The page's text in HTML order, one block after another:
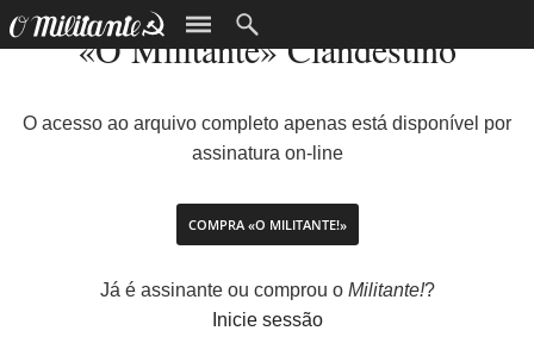
«O Militante» Clandestino
O acesso ao arquivo completo apenas está disponível por
assinatura on-line
COMPRA «O MILITANTE!»
Já é assinante ou comprou o Militante!?
Inicie sessão